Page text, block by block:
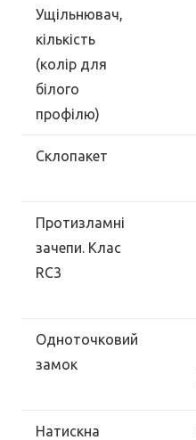
Ущільнювач,
кількість
(колір для
білого
профілю)
Склопакет
Протизламні
зачепи. Клас
RC3
Одноточковий
замок
Натискна